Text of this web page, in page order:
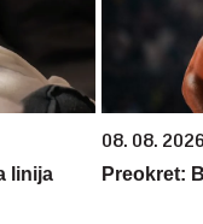
linija
08. 08.
Preokret: